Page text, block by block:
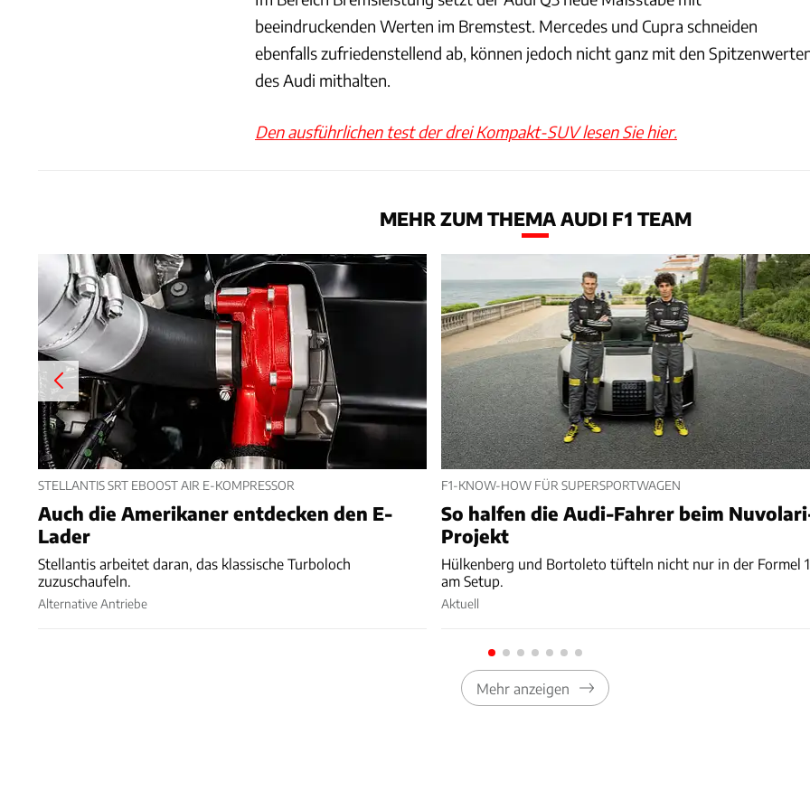
beeindruckenden Werten im Bremstest. Mercedes und Cupra schneiden
ebenfalls zufriedenstellend ab, können jedoch nicht ganz mit den
des Audi mithalten.
Den ausführlichen test der drei Kompakt-SUV lesen Sie hier.
MEHR ZUM THEMA AUDI F1 TEAM
STELLANTIS SRT EBOOST AIR E-KOMPRESSOR
Auch die Amerikaner entdecken den E-
Lader
Stellantis arbeitet daran, das klassische Turboloch
zuzuschaufeln.
Alternative Antriebe
F1-KNOW-HOW FÜR SUPERSPORTWAGEN
So halfen die Audi-Fahrer beim
Projekt
Hülkenberg und Bortoleto tüfteln nicht nur in der Formel 1
am Setup.
Aktuell
Mehr anzeigen